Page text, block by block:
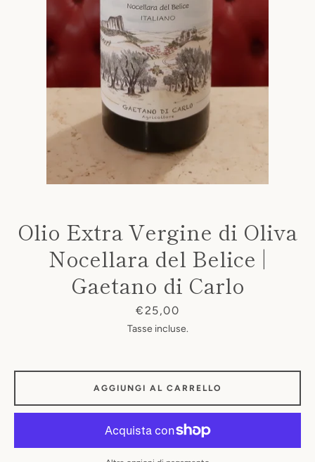
Olio Extra Vergine di Oliva
Nocellara del Belice |
Gaetano di Carlo
Prezzo
€25,00
Tasse incluse.
AGGIUNGI AL CARRELLO